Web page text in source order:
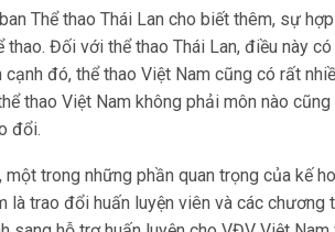
Thể thao Thái Lan cho biết thêm, sự
thao. Đối với thể thao Thái Lan, điều này
đó, thể thao Việt Nam cũng có rất
thao Việt Nam không phải môn nào
đổi.
trong những phần quan trọng của kế
là trao đổi huấn luyện viên và các chương